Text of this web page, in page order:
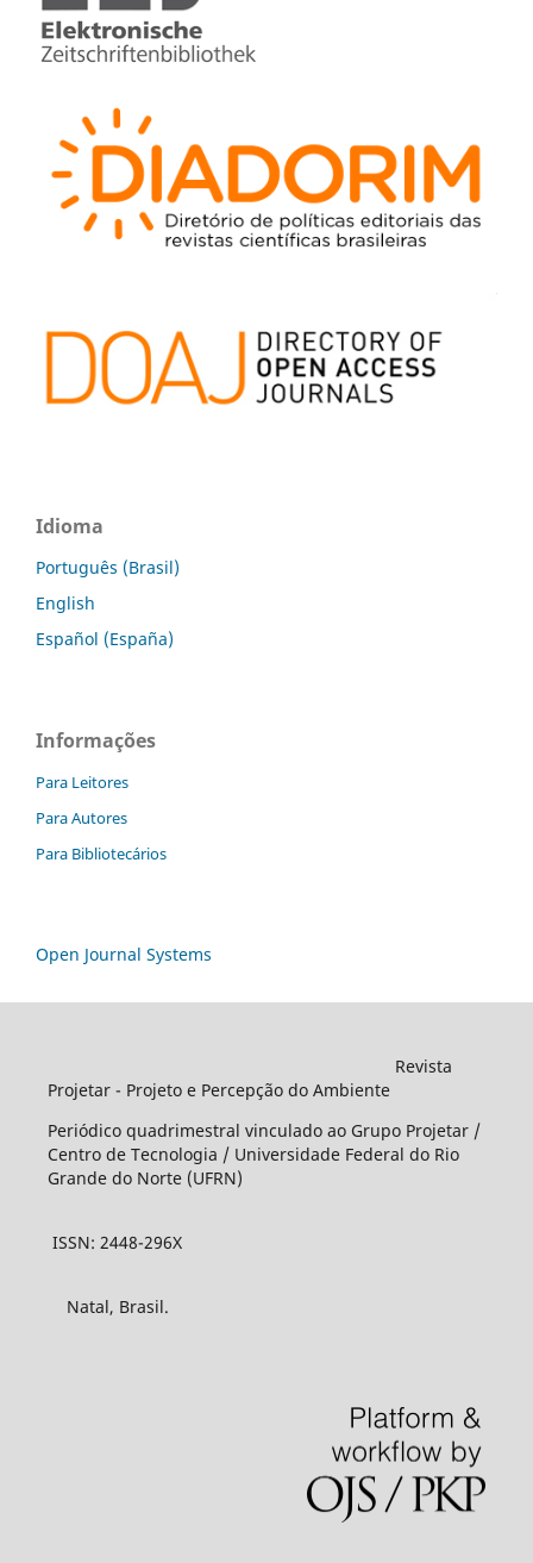
Idioma
Português (Brasil)
English
Español (España)
Informações
Para Leitores
Para Autores
Para Bibliotecários
Open Journal Systems
Revista
Projetar - Projeto e Percepção do Ambiente
Periódico quadrimestral vinculado ao Grupo Projetar /
Centro de Tecnologia / Universidade Federal do Rio
Grande do Norte (UFRN)
ISSN: 2448-296X
Natal, Brasil.